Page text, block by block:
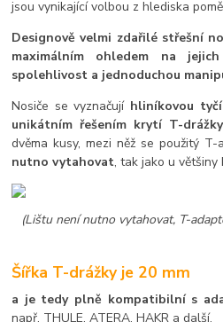
jsou vynikající volbou z hlediska
Designově velmi zdařilé střešní
maximálním ohledem na
spolehlivost a jednoduchou
Nosiče se vyznačují hliníkovou
unikátním řešením krytí T-drážky
dvěma kusy, mezi něž se použitý
nutno vytahovat, tak jako u většiny
(Lištu není nutno vytahovat, T-
Šířka T-drážky je 20 mm
a je tedy plně kompatibilní s
např. THULE, ATERA, HAKR a další.